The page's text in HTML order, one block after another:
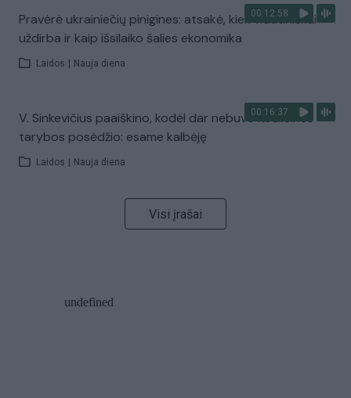
00:12:58
Pravėrė ukrainiečių pinigines: atsakė, kiek vidutiniškai
uždirba ir kaip išsilaiko šalies ekonomika
Laidos Nauja diena
00:16:37
V. Sinkevičius paaiškino, kodėl dar nebuvo Koalicinės
tarybos posėdžio: esame kalbėję
Laidos Nauja diena
Visi įrašai